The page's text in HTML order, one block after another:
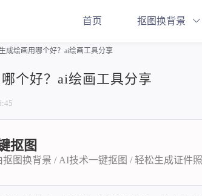
首页 抠图换背景
成绘画用哪个好？ai绘画工具分享
个好？ai绘画工具分享
抠图
抠图换背景 / AI技术一键抠图 / 轻松生成证件照